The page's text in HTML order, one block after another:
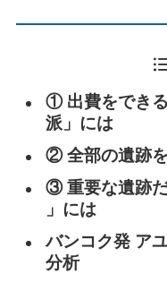
① 出費をでき
派」には
② 全部の遺跡
③ 重要な遺跡
」には
バンコク発 ア
分析